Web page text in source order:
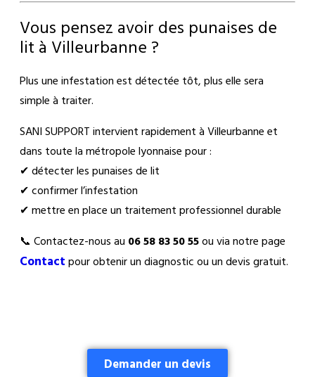
Vous pensez avoir des punaises de
lit à Villeurbanne ?
Plus une infestation est détectée tôt, plus elle sera
simple à traiter.
SANI SUPPORT intervient rapidement à Villeurbanne et
dans toute la métropole lyonnaise pour :
✔ détecter les punaises de lit
✔ confirmer l’infestation
✔ mettre en place un traitement professionnel durable
📞 Contactez-nous au 06 58 83 50 55ou via notre page
Contact pour obtenir un diagnostic ou un devis gratuit.
Demander un devis